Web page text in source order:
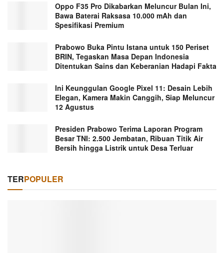
Oppo F35 Pro Dikabarkan Meluncur Bulan Ini,
Bawa Baterai Raksasa 10.000 mAh dan
Spesifikasi Premium
Prabowo Buka Pintu Istana untuk 150 Periset
BRIN, Tegaskan Masa Depan Indonesia
Ditentukan Sains dan Keberanian Hadapi Fakta
Ini Keunggulan Google Pixel 11: Desain Lebih
Elegan, Kamera Makin Canggih, Siap Meluncur
12 Agustus
Presiden Prabowo Terima Laporan Program
Besar TNI: 2.500 Jembatan, Ribuan Titik Air
Bersih hingga Listrik untuk Desa Terluar
TERPOPULER